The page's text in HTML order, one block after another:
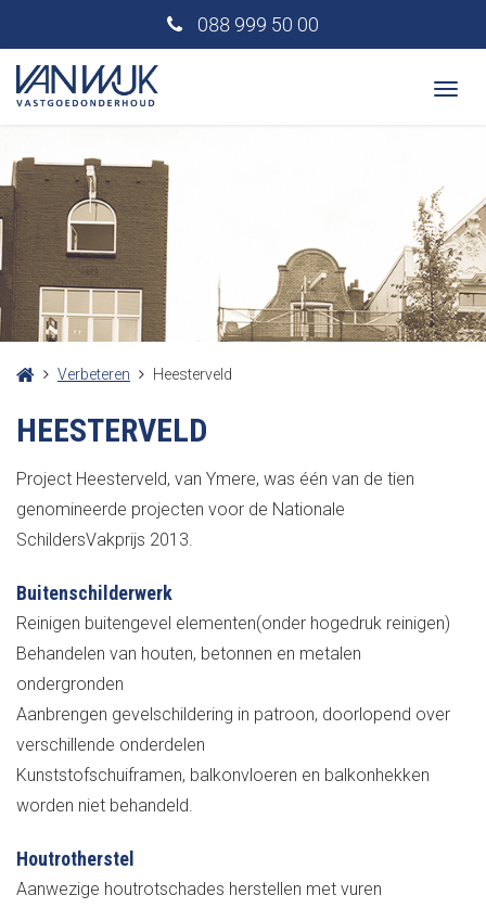
088 999 50 00
Verbeteren Heesterveld
HEESTERVELD
Project Heesterveld, van Ymere, was één van de tien
genomineerde projecten voor de Nationale
SchildersVakprijs 2013.
Buitenschilderwerk
Reinigen buitengevel elementen(onder hogedruk reinigen)
Behandelen van houten, betonnen en metalen
ondergronden
Aanbrengen gevelschildering in patroon, doorlopend over
verschillende onderdelen
Kunststofschuiframen, balkonvloeren en balkonhekken
worden niet behandeld.
Houtrot​herstel
Aanwezige houtrotschades herstellen met vuren